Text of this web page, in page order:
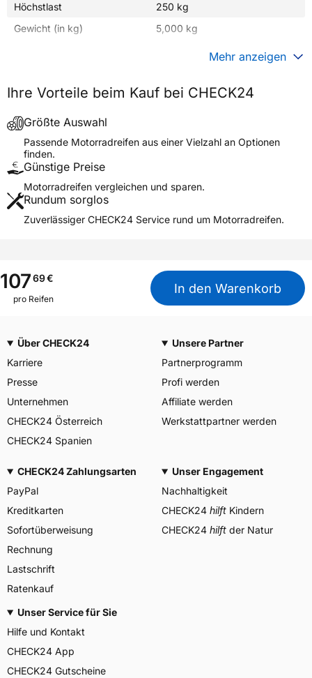
Höchstlast
250 kg
Gewicht (in kg)
5,000 kg
Verwendung
Sommerreifen
Modellname
Reifenposition
Front/Rear
Motorradtyp
Weitere Eigenschaften
Schlauchtyp
Motorrad Kennzeichnung
M/C
3PMSF / Alpine-Symbol
Nein
Moto Amore LLC, Dresden
info@heidenautires.com
Mehr anzeigen
Ihre Vorteile beim Kauf bei CHECK24
Größte Auswahl
Passende Motorradreifen aus einer Vielzahl an Optionen
finden.
Günstige Preise
Motorradreifen vergleichen und sparen.
Rundum sorglos
Zuverlässiger CHECK24 Service rund um Motorradreifen.
10769€
pro Reifen
In den Warenkorb
Über CHECK24
Karriere
Presse
Unternehmen
CHECK24 Österreich
CHECK24 Spanien
Unsere Partner
Partnerprogramm
Profi werden
Affiliate werden
Werkstattpartner werden
CHECK24 Zahlungsarten
PayPal
Kreditkarten
Sofortüberweisung
Rechnung
Lastschrift
Ratenkauf
Unser Engagement
Nachhaltigkeit
CHECK24 hilft Kindern
CHECK24 hilft der Natur
Unser Service für Sie
Hilfe und Kontakt
CHECK24 App
CHECK24 Gutscheine